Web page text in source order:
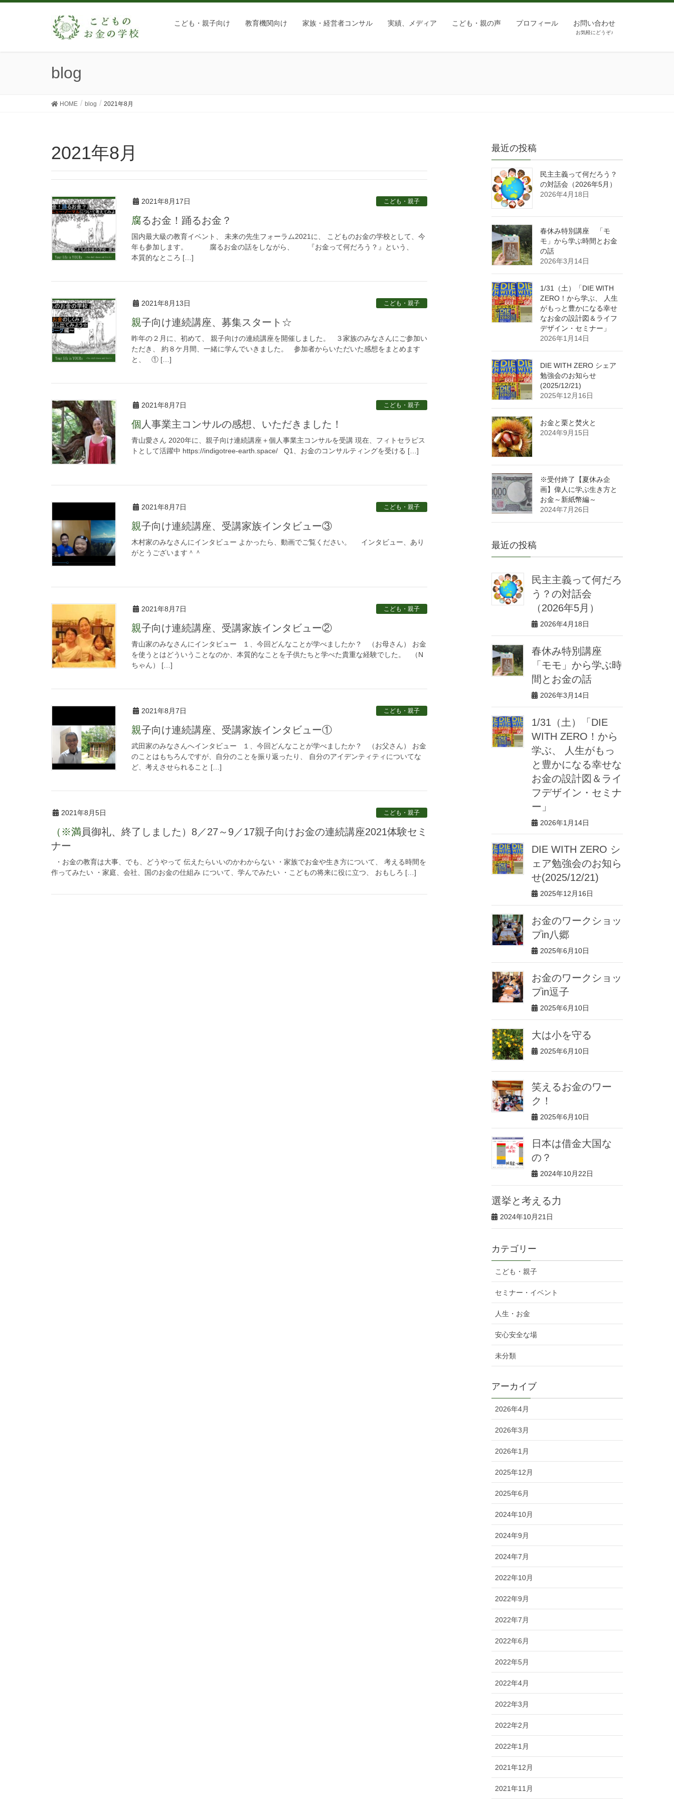
こども・親子向け 教育機関向け 家族・経営者コンサル 実績、メディア こども・親の声 プロフィール お問い合わせ
お気軽にどうぞ♪
blog
HOME blog 2021年8月
2021年8月
2021年8月17日 こども・親子
腐るお金！踊るお金？
国内最大級の教育イベント、 未来の先生フォーラム2021に、 こどものお金の学校として、今
年も参加します。 腐るお金の話をしながら、 『お金って何だろう？』という、
本質的なところ […]
2021年8月13日 こども・親子
親子向け連続講座、募集スタート☆
昨年の２月に、初めて、 親子向けの連続講座を開催しました。 ３家族のみなさんにご参加い
ただき、 約８ケ月間、一緒に学んでいきました。 参加者からいただいた感想をまとめます
と、 ① […]
2021年8月7日 こども・親子
個人事業主コンサルの感想、いただきました！
青山愛さん 2020年に、親子向け連続講座＋個人事業主コンサルを受講 現在、フィトセラピス
トとして活躍中 https://indigotree-earth.space/ Q1、お金のコンサルティングを受ける […]
2021年8月7日 こども・親子
親子向け連続講座、受講家族インタビュー③
木村家のみなさんにインタビュー よかったら、動画でご覧ください。 インタビュー、あり
がとうございます＾＾
2021年8月7日 こども・親子
親子向け連続講座、受講家族インタビュー②
青山家のみなさんにインタビュー １、今回どんなことが学べましたか？ （お母さん） お金
を使うとはどういうことなのか、本質的なことを子供たちと学べた貴重な経験でした。 （N
ちゃん） […]
2021年8月7日 こども・親子
親子向け連続講座、受講家族インタビュー①
武田家のみなさんへインタビュー １、今回どんなことが学べましたか？ （お父さん） お金
のことはもちろんですが、自分のことを振り返ったり、 自分のアイデンティティについてな
ど、考えさせられること […]
2021年8月5日 こども・親子
（※満員御礼、終了しました）8／27～9／17親子向けお金の連続講座2021体験セミ
ナー
・お金の教育は大事、でも、どうやって 伝えたらいいのかわからない ・家族でお金や生き方について、 考える時間を
作ってみたい ・家庭、会社、国のお金の仕組み について、学んでみたい ・こどもの将来に役に立つ、 おもしろ […]
最近の投稿
民主主義って何だろう？
の対話会（2026年5月）
2026年4月18日
春休み特別講座 「モ
モ」から学ぶ時間とお金
の話
2026年3月14日
1/31（土）「DIE WITH
ZERO！から学ぶ、 人生
がもっと豊かになる幸せ
なお金の設計図＆ライフ
デザイン・セミナー」
2026年1月14日
DIE WITH ZERO シェア
勉強会のお知らせ
(2025/12/21)
2025年12月16日
お金と栗と焚火と
2024年9月15日
※受付終了【夏休み企
画】偉人に学ぶ生き方と
お金～新紙幣編～
2024年7月26日
最近の投稿
民主主義って何だろ
う？の対話会
（2026年5月）
2026年4月18日
春休み特別講座
「モモ」から学ぶ時
間とお金の話
2026年3月14日
1/31（土）「DIE
WITH ZERO！から
学ぶ、 人生がもっ
と豊かになる幸せな
お金の設計図＆ライ
フデザイン・セミナ
ー」
2026年1月14日
DIE WITH ZERO シ
ェア勉強会のお知ら
せ(2025/12/21)
2025年12月16日
お金のワークショッ
プin八郷
2025年6月10日
お金のワークショッ
プin逗子
2025年6月10日
大は小を守る
2025年6月10日
笑えるお金のワー
ク！
2025年6月10日
日本は借金大国な
の？
2024年10月22日
選挙と考える力
2024年10月21日
カテゴリー
こども・親子
セミナー・イベント
人生・お金
安心安全な場
未分類
アーカイブ
2026年4月
2026年3月
2026年1月
2025年12月
2025年6月
2024年10月
2024年9月
2024年7月
2022年10月
2022年9月
2022年7月
2022年6月
2022年5月
2022年4月
2022年3月
2022年2月
2022年1月
2021年12月
2021年11月